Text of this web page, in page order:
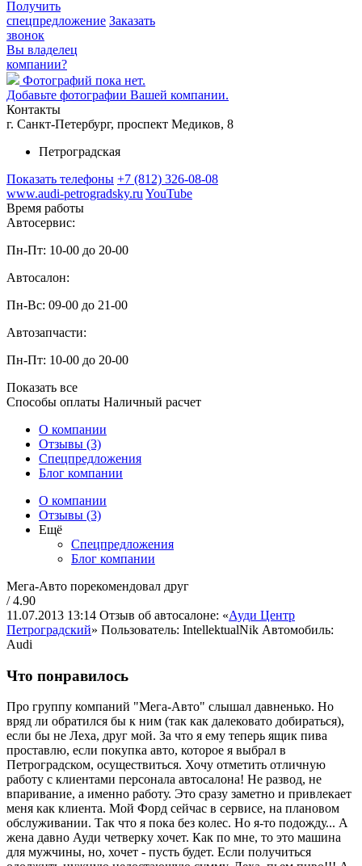
Получить
спецпредложение Заказать
звонок
Вы владелец
компании?
Фотографий пока нет.
Добавьте фотографии Вашей компании.
Контакты
г. Санкт-Петербург, проспект Медиков, 8
Петроградская
Показать телефоны +7 (812) 326-08-08
www.audi-petrogradsky.ru YouTube
Время работы
Автосервис:
Пн-Пт: 10-00 до 20-00
Автосалон:
Пн-Вс: 09-00 до 21-00
Автозапчасти:
Пн-Пт: 10-00 до 20-00
Показать все
Способы оплаты Наличный расчет
О компании
Отзывы (3)
Спецпредложения
Блог компании
О компании
Отзывы (3)
Ещё
Спецпредложения
Блог компании
Мега-Авто порекомендовал друг
/ 4.90
11.07.2013 13:14 Отзыв об автосалоне: «Ауди Центр
Петроградский» Пользователь: IntellektualNik Автомобиль:
Audi
Что понравилось
Про группу компаний "Мега-Авто" слышал давненько. Но
вряд ли обратился бы к ним (так как далековато добираться),
если бы не Леха, друг мой. За что я ему теперь ящик пива
проставлю, если покупка авто, которое я выбрал в
Петроградском, осуществиться. Хочу отметить отличную
работу с клиентами персонала автосалона! Не развод, не
впаривание, а именно работу. Это сразу заметно и привлекает
меня как клиента. Мой Форд сейчас в сервисе, на плановом
обслуживании. Так что я пока без колес. Но я-то подожду... А
жена давно Ауди четверку хочет. Как по мне, то это машина
для мужчины, но, хочет - пусть будет. Если получиться